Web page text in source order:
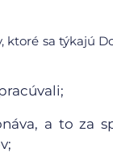
ktoré sa týkajú
a to za